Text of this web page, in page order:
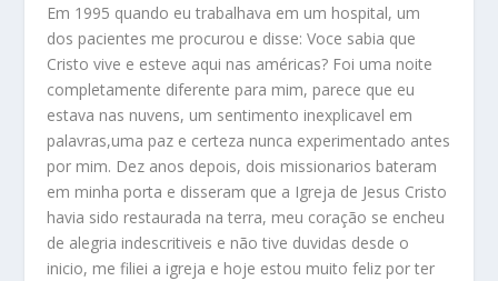
Em 1995 quando eu trabalhava em um hospital, um
dos pacientes me procurou e disse: Voce sabia que
Cristo vive e esteve aqui nas américas? Foi uma noite
completamente diferente para mim, parece que eu
estava nas nuvens, um sentimento inexplicavel em
palavras,uma paz e certeza nunca experimentado antes
por mim. Dez anos depois, dois missionarios bateram
em minha porta e disseram que a Igreja de Jesus Cristo
havia sido restaurada na terra, meu coração se encheu
de alegria indescritiveis e não tive duvidas desde o
inicio, me filiei a igreja e hoje estou muito feliz por ter